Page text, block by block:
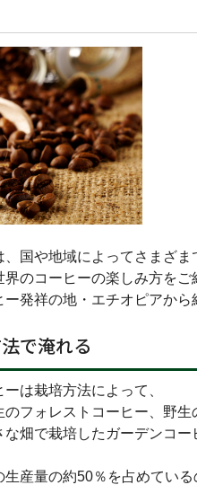
国や地域によってさまざま
のコーヒーの楽しみ方をご
ー発祥の地・エチオピアから
で淹れる
は栽培方法によって、
フォレストコーヒー、野
な畑で栽培したガーデンコ
産量の約50％を占めている